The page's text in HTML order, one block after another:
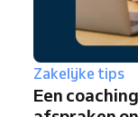
Zakelijke tips
Een